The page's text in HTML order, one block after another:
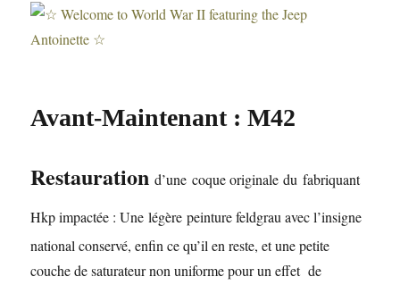
Avant-Maintenant : M42
Restaurationd’une coque originaledu fabriquant
Hkp impactée : Unelégèrepeinture feldgrau avec l’insigne
national conservé, enfin ce qu’il en reste, et une petite
couche de saturateur non uniforme pour un effet de